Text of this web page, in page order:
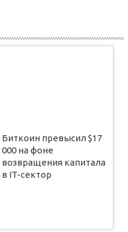
Биткоин превысил $17
000 на фоне
возвращения капитала
в IT-сектор